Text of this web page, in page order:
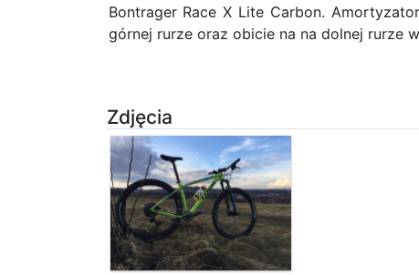
Bontrager Race X Lite Carbon.
górnej rurze oraz obicie na na dolnej rurze
Zdjęcia